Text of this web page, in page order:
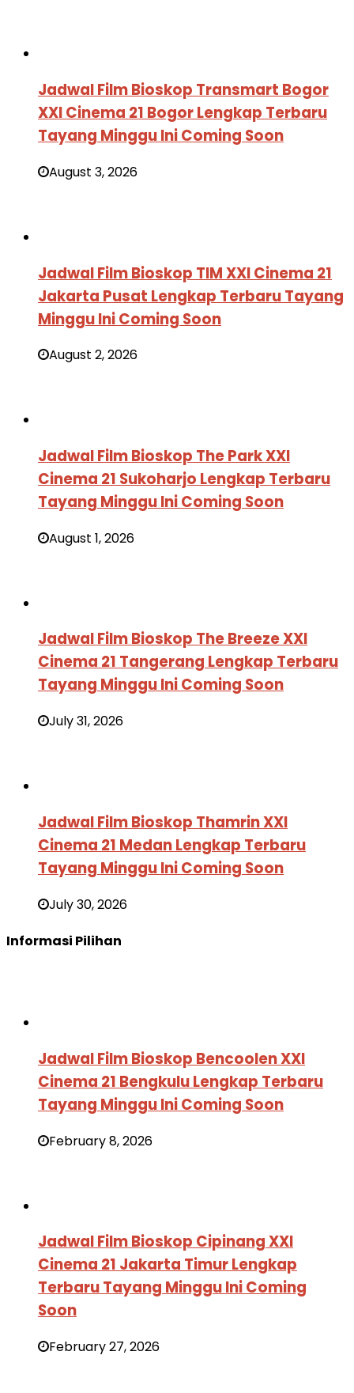
Jadwal Film Bioskop Transmart Bogor
XXI Cinema 21 Bogor Lengkap Terbaru
Tayang Minggu Ini Coming Soon
August 3, 2026
Jadwal Film Bioskop TIM XXI Cinema 21
Jakarta Pusat Lengkap Terbaru Tayang
Minggu Ini Coming Soon
August 2, 2026
Jadwal Film Bioskop The Park XXI
Cinema 21 Sukoharjo Lengkap Terbaru
Tayang Minggu Ini Coming Soon
August 1, 2026
Jadwal Film Bioskop The Breeze XXI
Cinema 21 Tangerang Lengkap Terbaru
Tayang Minggu Ini Coming Soon
July 31, 2026
Jadwal Film Bioskop Thamrin XXI
Cinema 21 Medan Lengkap Terbaru
Tayang Minggu Ini Coming Soon
July 30, 2026
Informasi Pilihan
Jadwal Film Bioskop Bencoolen XXI
Cinema 21 Bengkulu Lengkap Terbaru
Tayang Minggu Ini Coming Soon
February 8, 2026
Jadwal Film Bioskop Cipinang XXI
Cinema 21 Jakarta Timur Lengkap
Terbaru Tayang Minggu Ini Coming
Soon
February 27, 2026